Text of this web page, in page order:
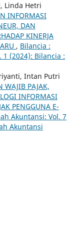
Linda Hetri
INFORMASI
DAN
KINERJA
, Bilancia :
(2024): Bilancia :
Intan Putri
WAJIB PAJAK,
INFORMASI
PENGGUNA E-
Akuntansi: Vol. 7
Akuntansi